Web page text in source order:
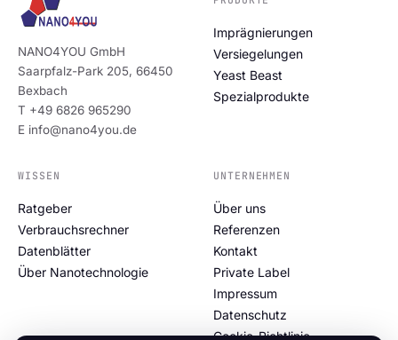
NANO4YOU GmbH
Saarpfalz-Park 205, 66450
Bexbach
T +49 6826 965290
E info@nano4you.de
Imprägnierungen
Versiegelungen
Yeast Beast
Spezialprodukte
WISSEN
Ratgeber
Verbrauchsrechner
Datenblätter
Über Nanotechnologie
UNTERNEHMEN
Über uns
Referenzen
Kontakt
Private Label
Impressum
Datenschutz
Cookie-Richtlinie